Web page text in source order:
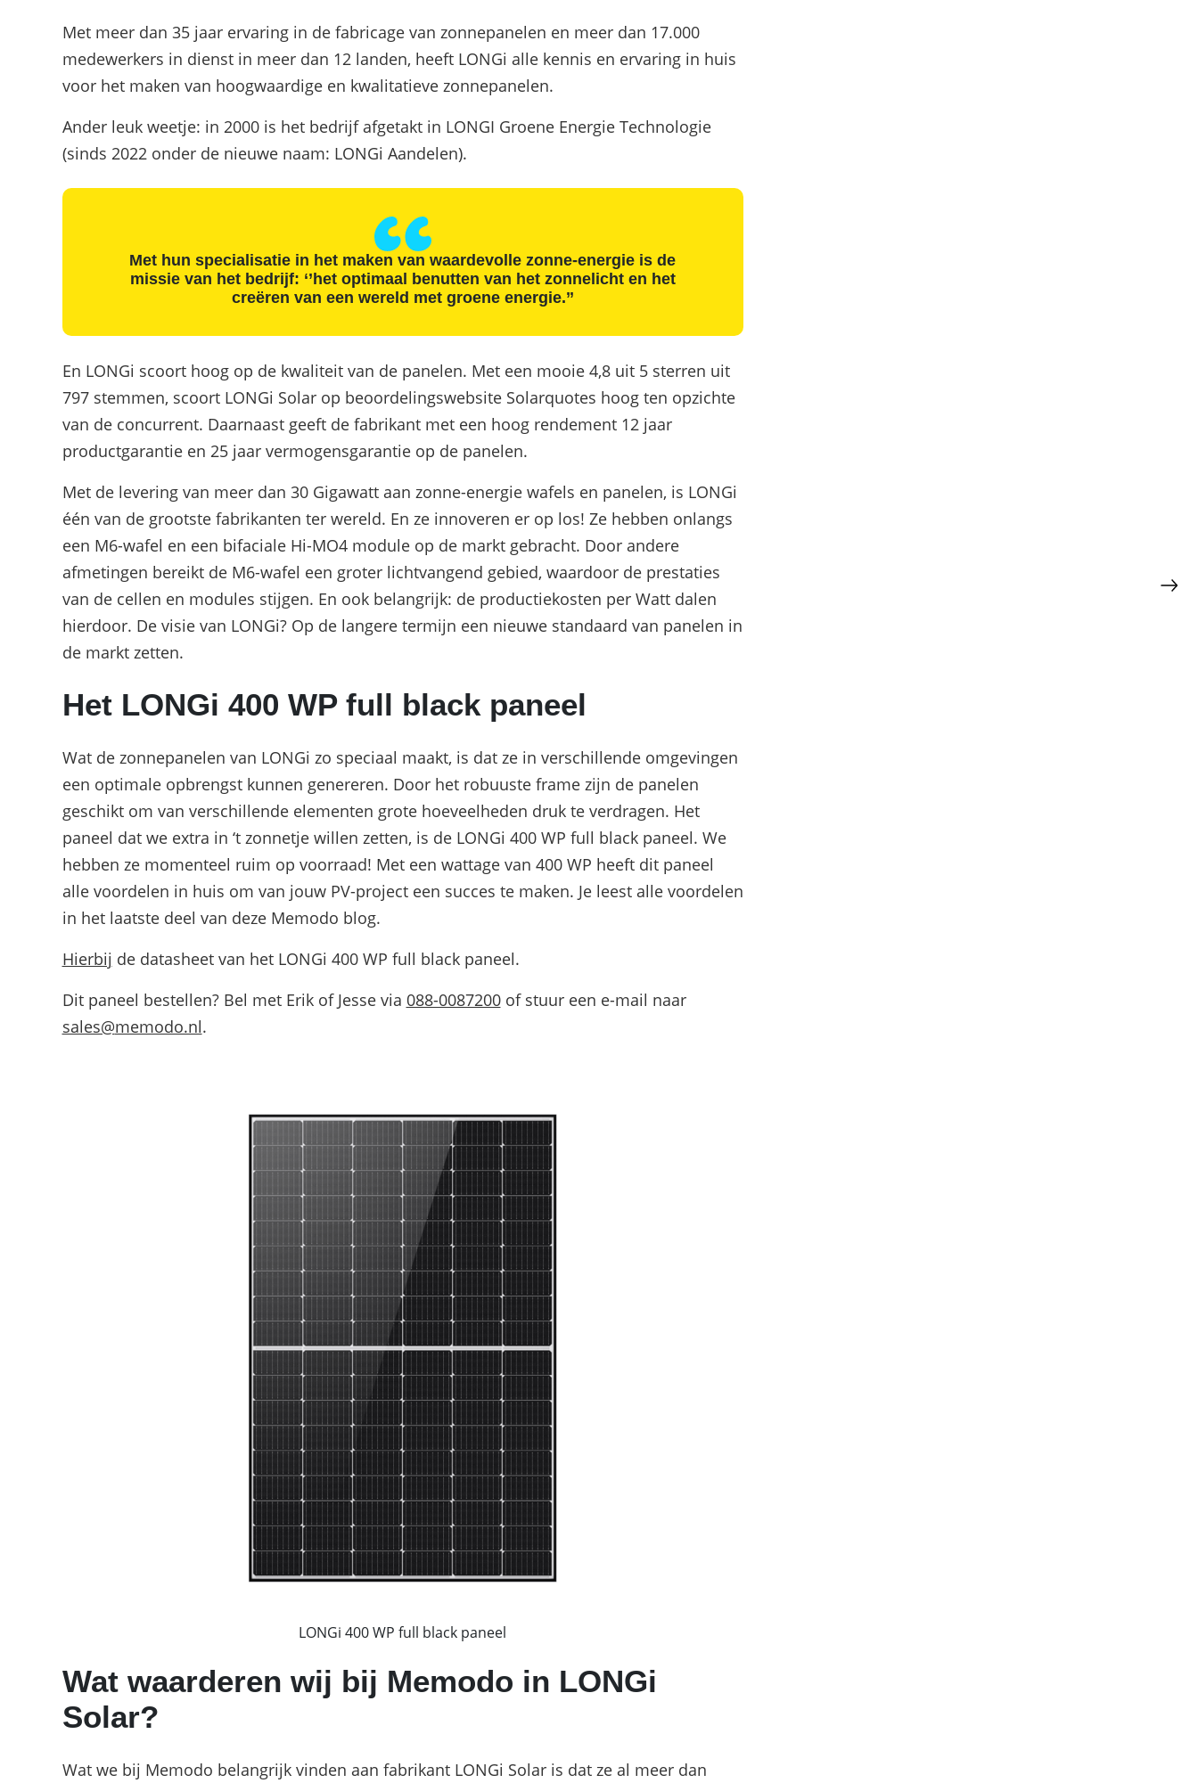
Met meer dan 35 jaar ervaring in de fabricage van zonnepanelen en meer dan 17.000
medewerkers in dienst in meer dan 12 landen, heeft LONGi alle kennis en ervaring in huis
voor het maken van hoogwaardige en kwalitatieve zonnepanelen.
Ander leuk weetje: in 2000 is het bedrijf afgetakt in LONGI Groene Energie Technologie
(sinds 2022 onder de nieuwe naam: LONGi Aandelen).
Met hun specialisatie in het maken van waardevolle zonne-energie is de
missie van het bedrijf: ‘’het optimaal benutten van het zonnelicht en het
creëren van een wereld met groene energie.’’
En LONGi scoort hoog op de kwaliteit van de panelen. Met een mooie 4,8 uit 5 sterren uit
797 stemmen, scoort LONGi Solar op beoordelingswebsite Solarquotes hoog ten opzichte
van de concurrent. Daarnaast geeft de fabrikant met een hoog rendement 12 jaar
productgarantie en 25 jaar vermogensgarantie op de panelen.
Met de levering van meer dan 30 Gigawatt aan zonne-energie wafels en panelen, is LONGi
één van de grootste fabrikanten ter wereld. En ze innoveren er op los! Ze hebben onlangs
een M6-wafel en een bifaciale Hi-MO4 module op de markt gebracht. Door andere
afmetingen bereikt de M6-wafel een groter lichtvangend gebied, waardoor de prestaties
van de cellen en modules stijgen. En ook belangrijk: de productiekosten per Watt dalen
hierdoor. De visie van LONGi? Op de langere termijn een nieuwe standaard van panelen in
de markt zetten.
Het LONGi 400 WP full black paneel
Wat de zonnepanelen van LONGi zo speciaal maakt, is dat ze in verschillende omgevingen
een optimale opbrengst kunnen genereren. Door het robuuste frame zijn de panelen
geschikt om van verschillende elementen grote hoeveelheden druk te verdragen. Het
paneel dat we extra in ‘t zonnetje willen zetten, is de LONGi 400 WP full black paneel. We
hebben ze momenteel ruim op voorraad! Met een wattage van 400 WP heeft dit paneel
alle voordelen in huis om van jouw PV-project een succes te maken. Je leest alle voordelen
in het laatste deel van deze Memodo blog.
Hierbij de datasheet van het LONGi 400 WP full black paneel.
Dit paneel bestellen? Bel met Erik of Jesse via 088-0087200of stuur een e-mail naar
sales@memodo.nl.
LONGi 400 WP full black paneel
Wat waarderen wij bij Memodo in LONGi
Solar?
Wat we bij Memodo belangrijk vinden aan fabrikant LONGi Solar is dat ze al meer dan